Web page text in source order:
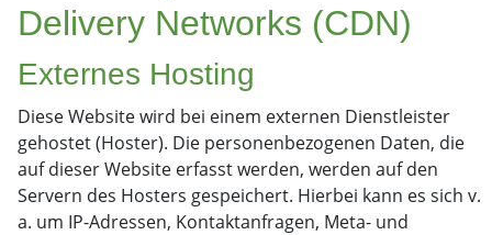
Delivery Networks (CDN)
Externes Hosting
Diese Website wird bei einem externen Dienstleister
gehostet (Hoster). Die personenbezogenen Daten, die
auf dieser Website erfasst werden, werden auf den
Servern des Hosters gespeichert. Hierbei kann es sich v.
a. um IP-Adressen, Kontaktanfragen, Meta- und